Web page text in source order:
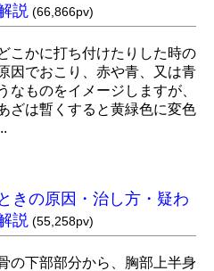
説 (66,866pv)
こかに打ち付けたりした時の
因でおこり、赤や青、又は青
なものをイメージしますが、
ざは暫くすると黄緑色に変色
きの原因・治し方・疑わ
説 (55,258pv)
の下部部分から、胸部上半身